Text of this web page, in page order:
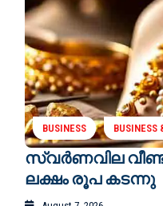
BUSINESS BUSINESS
സ്വർണവില
ലക്ഷം രൂപ കടന്നു